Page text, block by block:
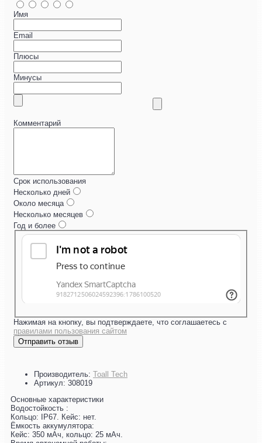
Имя
Email
Плюсы
Минусы
Комментарий
Срок использования
Несколько дней
Около месяца
Несколько месяцев
Год и более
Нажимая на кнопку, вы подтверждаете, что соглашаетесь с
правилами пользования сайтом
Отправить отзыв
Производитель: Toall Tech
Артикул: 308019
Основные характеристики
Водостойкость :
Кольцо: IP67. Кейс: нет.
Ёмкость аккумулятора:
Кейс: 350 мАч, кольцо: 25 мАч.